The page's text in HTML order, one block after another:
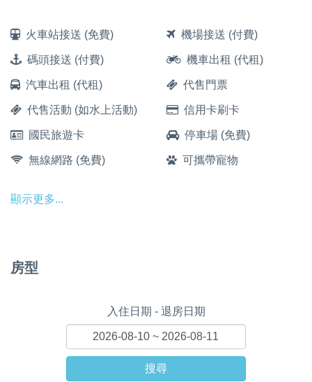
火車站接送 (免費) 機場接送 (付費)
碼頭接送 (付費) 機車出租 (代租)
汽車出租 (代租) 代售門票
代售活動 (如水上活動) 信用卡刷卡
國民旅遊卡 停車場 (免費)
無線網路 (免費) 可攜帶寵物
顯示更多...
房型
入住日期 - 退房日期
搜尋